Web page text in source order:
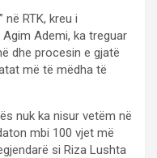
në RTK, kreu i
Ademi, ka treguar
dhe procesin e gjatë
më të mëdha të
nuk ka nisur vetëm në
mbi 100 vjet më
si Riza Lushta